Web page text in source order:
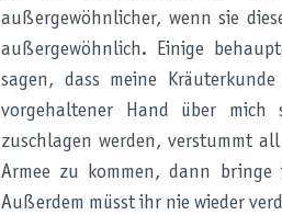
außergewöhnlicher, wenn sie
außergewöhnlich. Einige
sagen, dass meine
vorgehaltener Hand über mich
zuschlagen werden, verstummt
Armee zu kommen, dann
Außerdem müsst ihr nie wieder